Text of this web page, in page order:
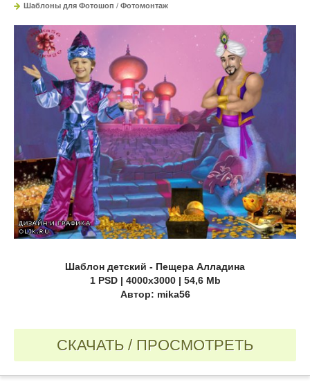
Шаблоны для Фотошоп / Фотомонтаж
Шаблон детский - Пещера Алладина
1 PSD | 4000х3000 | 54,6 Mb
Автор: mika56
СКАЧАТЬ / ПРОСМОТРЕТЬ